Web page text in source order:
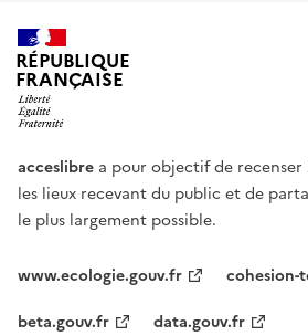
RÉPUBLIQUE
FRANÇAISE
acceslibre a pour objectif de
les lieux recevant du public et de
le plus largement possible.
www.ecologie.gouv.fr
cohesion-
beta.gouv.fr
data.gouv.fr